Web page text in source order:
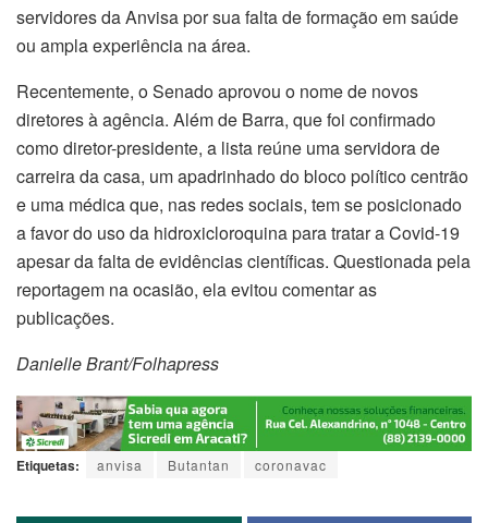
servidores da Anvisa por sua falta de formação em saúde
ou ampla experiência na área.
Recentemente, o Senado aprovou o nome de novos
diretores à agência. Além de Barra, que foi confirmado
como diretor-presidente, a lista reúne uma servidora de
carreira da casa, um apadrinhado do bloco político centrão
e uma médica que, nas redes sociais, tem se posicionado
a favor do uso da hidroxicloroquina para tratar a Covid-19
apesar da falta de evidências científicas. Questionada pela
reportagem na ocasião, ela evitou comentar as
publicações.
Danielle Brant/Folhapress
Etiquetas: anvisa Butantan coronavac